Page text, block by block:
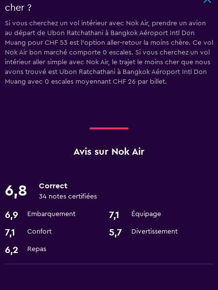
cher ?
Si vous cherchez un vol intérieur avec Nok Air, prendre un avion
au départ de Ubon Ratchathani à Bangkok Aéroport Intl Don
Muang pour CHF 53 est l'option aller-retour la moins chère. Ce vol
Nok Air bon marché comporte 0 escales. Si vous cherchez un vol
intérieur aller simple avec Nok Air, le trajet le moins cher que nous
avons trouvé est Ubon Ratchathani à Bangkok Aéroport Intl Don
Muang avec 0 escales moyennant CHF 26 par billet.
Avis sur Nok Air
6,8 Correct
34 notes certifiées
6,9 Embarquement 7,1 Équipage
7,1 Confort 5,7 Divertissement
6,2 Repas